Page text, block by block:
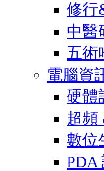
修行
中醫
五術
電腦資
硬體
超頻
數位
PDA